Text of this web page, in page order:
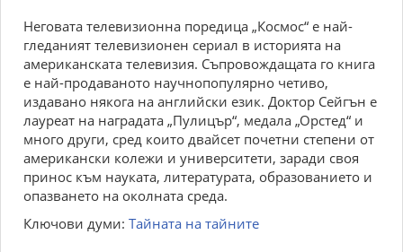
Неговата телевизионна поредица „Космос“ е най-
гледаният телевизионен сериал в историята на
американската телевизия. Съпровождащата го книга
е най-продаваното научнопопулярно четиво,
издавано някога на английски език. Доктор Сейгън е
лауреат на наградата „Пулицър“, медала „Орстед“ и
много други, сред които двайсет почетни степени от
американски колежи и университети, заради своя
принос към науката, литературата, образованието и
опазването на околната среда.
Ключови думи: Тайната на тайните